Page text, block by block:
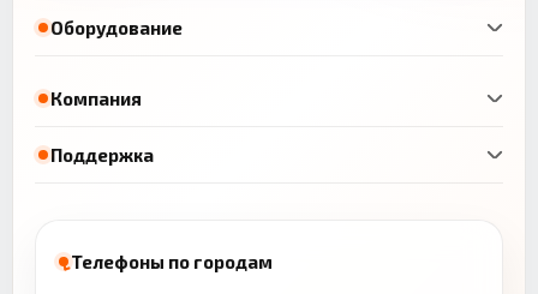
Оборудование
Компания
Поддержка
Телефоны по городам